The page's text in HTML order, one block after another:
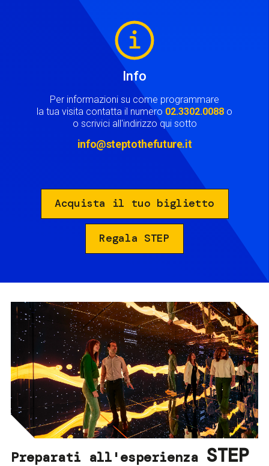
Info
Per informazioni su come programmare
la tua visita contatta il numero 02.3302.0088 o
o scrivici all'indirizzo qui sotto
info@steptothefuture.it
Acquista il tuo biglietto
Regala STEP
Preparati all'esperienza STEP